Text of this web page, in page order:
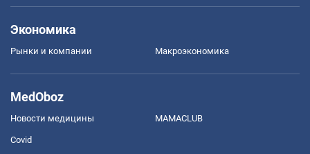
Экономика
Рынки и компании Mакроэкономика
MedOboz
Новости медицины MAMACLUB
Covid